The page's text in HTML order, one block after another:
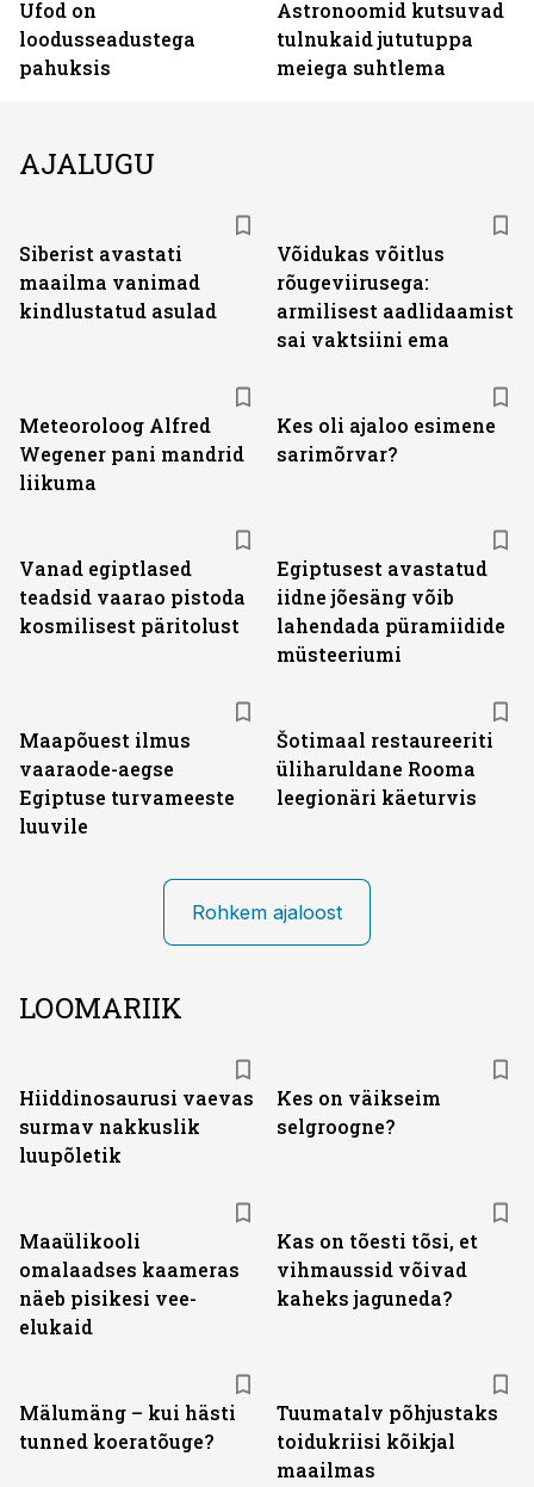
Ufod on
loodusseadustega
pahuksis
Astronoomid kutsuvad
tulnukaid jututuppa
meiega suhtlema
AJALUGU
Siberist avastati
maailma vanimad
kindlustatud asulad
Võidukas võitlus
rõugeviirusega:
armilisest aadlidaamist
sai vaktsiini ema
Meteoroloog Alfred
Wegener pani mandrid
liikuma
Kes oli ajaloo esimene
sarimõrvar?
Vanad egiptlased
teadsid vaarao pistoda
kosmilisest päritolust
Egiptusest avastatud
iidne jõesäng võib
lahendada püramiidide
müsteeriumi
Maapõuest ilmus
vaaraode-aegse
Egiptuse turvameeste
luuvile
Šotimaal restaureeriti
üliharuldane Rooma
leegionäri käeturvis
Rohkem ajaloost
LOOMARIIK
Hiiddinosaurusi vaevas
surmav nakkuslik
luupõletik
Kes on väikseim
selgroogne?
Maaülikooli
omalaadses kaameras
näeb pisikesi vee-
elukaid
Kas on tõesti tõsi, et
vihmaussid võivad
kaheks jaguneda?
Mälumäng – kui hästi
tunned koeratõuge?
Tuumatalv põhjustaks
toidukriisi kõikjal
maailmas